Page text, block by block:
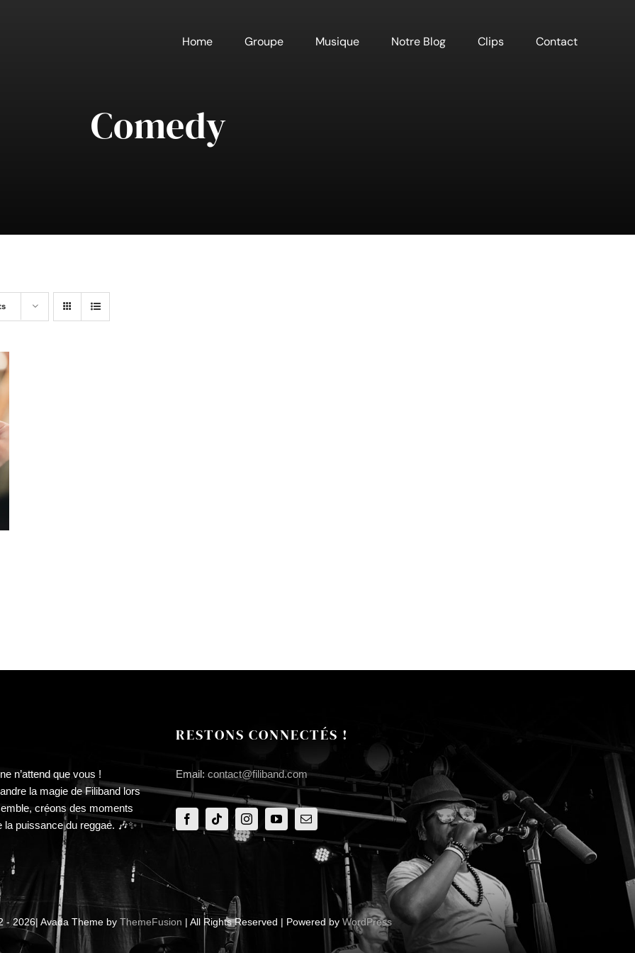
Home Groupe Musique Notre Blog Clips Contact
Comedy
n’attend que vous !
la magie de Filiband lors
créons des moments
la puissance du reggae. 🎶✨
RESTONS CONNECTÉS !
Email: contact@filiband.com
- 2026| Avada Theme byThemeFusion | All Rights Reserved | Powered byWordPress